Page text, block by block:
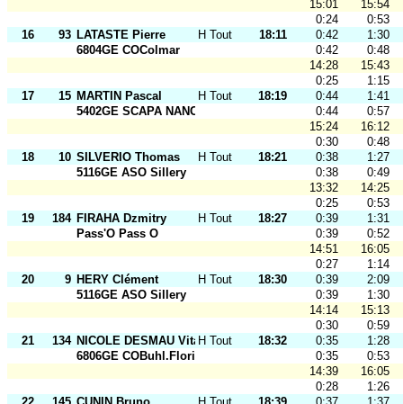
15:01
15:54
0:24
0:53
16
93 LATASTE Pierre H Tout Ages18:11 0:42
1:30
6804GE COColmar
0:42
0:48
14:28
15:43
0:25
1:15
17
15 MARTIN Pascal H Tout Ages18:19 0:44
1:41
5402GE SCAPA NANCY
0:44
0:57
15:24
16:12
0:30
0:48
18
10 SILVERIO Thomas H Tout Ages18:21 0:38
1:27
5116GE ASO Sillery
0:38
0:49
13:32
14:25
0:25
0:53
19
184 FIRAHA Dzmitry H Tout Ages18:27 0:39
1:31
Pass'O Pass O
0:39
0:52
14:51
16:05
0:27
1:14
20
9 HERY Clément H Tout Ages18:30 0:39
2:09
5116GE ASO Sillery
0:39
1:30
14:14
15:13
0:30
0:59
21
134 NICOLE DESMAU VitalH Tout Ages18:32 0:35
1:28
6806GE COBuhl.Florival
0:35
0:53
14:39
16:05
0:28
1:26